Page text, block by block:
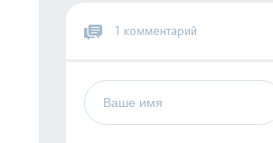
1 комментарий